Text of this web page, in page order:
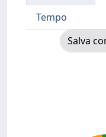
Tempo
Salva